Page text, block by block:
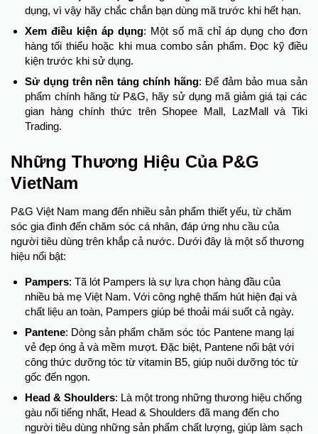
dụng, vì vậy hãy chắc chắn bạn dùng mã trước khi hết hạn.
Xem điều kiện áp dụng: Một số mã chỉ áp dụng cho đơn
hàng tối thiểu hoặc khi mua combo sản phẩm. Đọc kỹ điều
kiện trước khi sử dụng.
Sử dụng trên nền tảng chính hãng: Để đảm bảo mua sản
phẩm chính hãng từ P&G, hãy sử dụng mã giảm giá tại các
gian hàng chính thức trên Shopee Mall, LazMall và Tiki
Trading.
Những Thương Hiệu Của P&G
VietNam
P&G Việt Nam mang đến nhiều sản phẩm thiết yếu, từ chăm
sóc gia đình đến chăm sóc cá nhân, đáp ứng nhu cầu của
người tiêu dùng trên khắp cả nước. Dưới đây là một số thương
hiệu nổi bật:
Pampers: Tã lót Pampers là sự lựa chọn hàng đầu của
nhiều bà mẹ Việt Nam. Với công nghệ thấm hút hiện đại và
chất liệu an toàn, Pampers giúp bé thoải mái suốt cả ngày.
Pantene: Dòng sản phẩm chăm sóc tóc Pantene mang lại
vẻ đẹp óng ả và mềm mượt. Đặc biệt, Pantene nổi bật với
công thức dưỡng tóc từ vitamin B5, giúp nuôi dưỡng tóc từ
gốc đến ngọn.
Head & Shoulders: Là một trong những thương hiệu chống
gàu nổi tiếng nhất, Head & Shoulders đã mang đến cho
người tiêu dùng những sản phẩm chất lượng, giúp làm sạch